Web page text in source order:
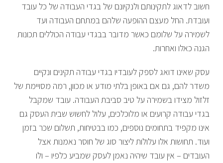
חשוב לדאוג לתקינותם ולנקיונם של בגדי העבודה של כל עובד
ועובדת. החל מעצם ההופעה שלהם במתחם העבודה ועד
לשמירה על שלומם כאשר מדובר בבגדי עבודה הכוללים תכונות
הגנה כאלו ואחרות.
עסק שאינו דואג לספק לעובדיו בגדי עבודה תקינים ונקיים
משדר להם, גם אם באופן בלתי מודע או מכוון, רמה מסויימת של
זלזול מצידו בשמירה על טיב סביבת העבודה. עובד שמקבל
בגדי עבודה קרועים או מלוכלכים, עלול לחשוש שבית העסק גם
אינו מקפיד בתחומים נוספים, כמו בבטיחות, תשלום שכר בזמן
ועוד. תחושות אלו עלולות ליצור סוג של חוסר נאמנות אצל
העובדים – אין עובד שיהיה נאמן לעסק שמביע כלפיו – ולו